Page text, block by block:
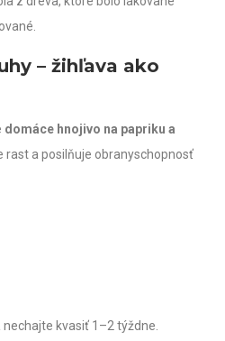
– žihľava ako
domáce hnojivo na papriku a
rast a posilňuje obranyschopnosť
kvasiť 1–2 týždne.